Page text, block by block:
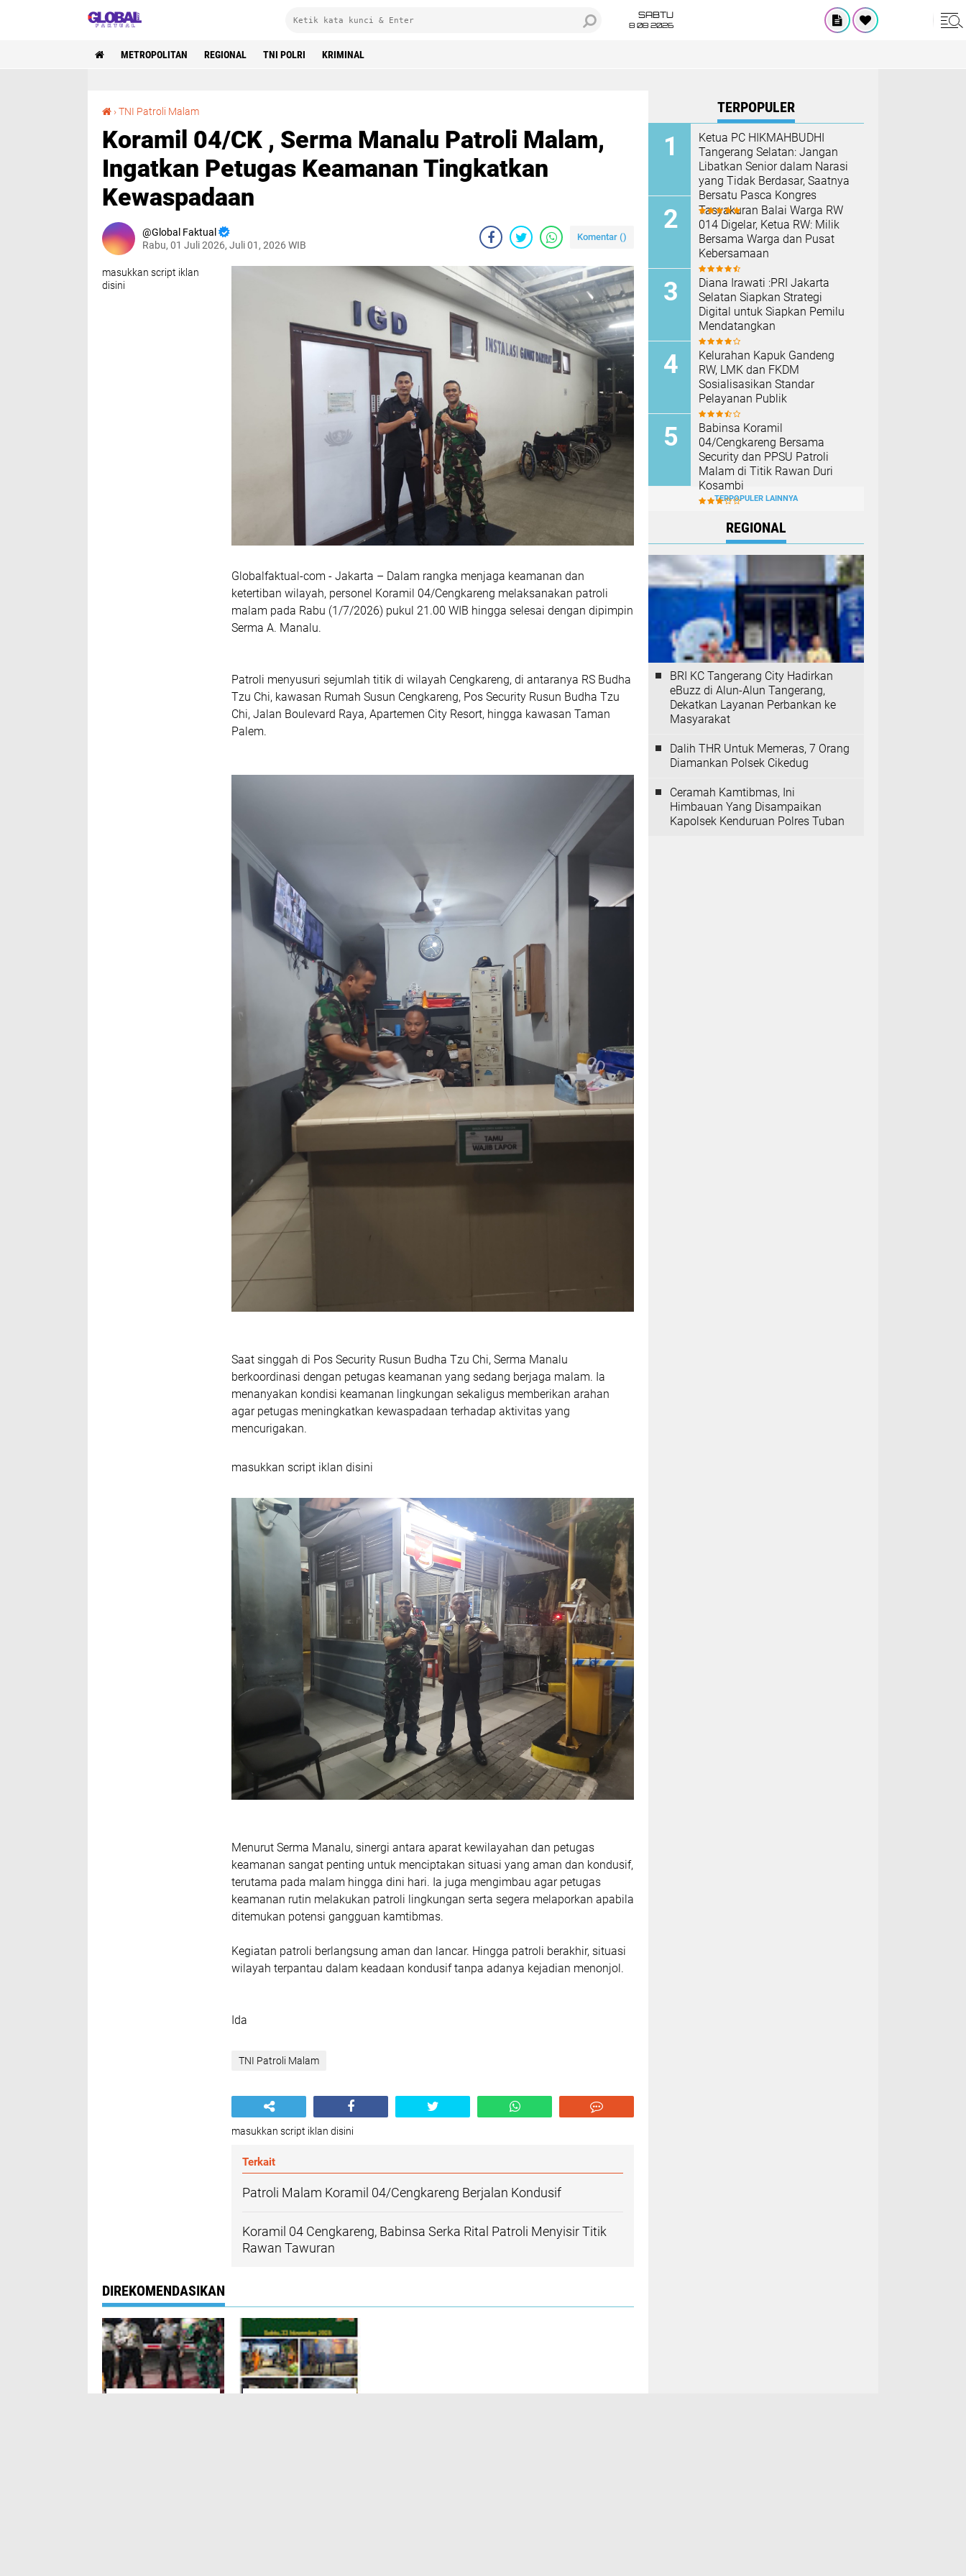
SABTU
8 08 2026
METROPOLITAN REGIONAL TNI POLRI KRIMINAL
›TNI Patroli Malam
Koramil 04/CK , Serma Manalu Patroli Malam,
Ingatkan Petugas Keamanan Tingkatkan
Kewaspadaan
Global Faktual
Rabu, 01 Juli 2026, Juli 01, 2026 WIB
Komentar ()
masukkan script iklan
disini
Globalfaktual-com - Jakarta – Dalam rangka menjaga keamanan dan
ketertiban wilayah, personel Koramil 04/Cengkareng melaksanakan patroli
malam pada Rabu (1/7/2026) pukul 21.00 WIB hingga selesai dengan dipimpin
Serma A. Manalu.
Patroli menyusuri sejumlah titik di wilayah Cengkareng, di antaranya RS Budha
Tzu Chi, kawasan Rumah Susun Cengkareng, Pos Security Rusun Budha Tzu
Chi, Jalan Boulevard Raya, Apartemen City Resort, hingga kawasan Taman
Palem.
Saat singgah di Pos Security Rusun Budha Tzu Chi, Serma Manalu
berkoordinasi dengan petugas keamanan yang sedang berjaga malam. Ia
menanyakan kondisi keamanan lingkungan sekaligus memberikan arahan
agar petugas meningkatkan kewaspadaan terhadap aktivitas yang
mencurigakan.
masukkan script iklan disini
Menurut Serma Manalu, sinergi antara aparat kewilayahan dan petugas
keamanan sangat penting untuk menciptakan situasi yang aman dan kondusif,
terutama pada malam hingga dini hari. Ia juga mengimbau agar petugas
keamanan rutin melakukan patroli lingkungan serta segera melaporkan apabila
ditemukan potensi gangguan kamtibmas.
Kegiatan patroli berlangsung aman dan lancar. Hingga patroli berakhir, situasi
wilayah terpantau dalam keadaan kondusif tanpa adanya kejadian menonjol.
Ida
TNI Patroli Malam
masukkan script iklan disini
Terkait
Patroli Malam Koramil 04/Cengkareng Berjalan Kondusif
Koramil 04 Cengkareng, Babinsa Serka Rital Patroli Menyisir Titik
Rawan Tawuran
DIREKOMENDASIKAN
TERPOPULER
Ketua PC HIKMAHBUDHI
Tangerang Selatan: Jangan
Libatkan Senior dalam Narasi
yang Tidak Berdasar, Saatnya
Bersatu Pasca Kongres
Tasyakuran Balai Warga RW
014 Digelar, Ketua RW: Milik
Bersama Warga dan Pusat
Kebersamaan
Diana Irawati :PRI Jakarta
Selatan Siapkan Strategi
Digital untuk Siapkan Pemilu
Mendatangkan
Kelurahan Kapuk Gandeng
RW, LMK dan FKDM
Sosialisasikan Standar
Pelayanan Publik
Babinsa Koramil
04/Cengkareng Bersama
Security dan PPSU Patroli
Malam di Titik Rawan Duri
Kosambi
TERPOPULER LAINNYA
REGIONAL
BRI KC Tangerang City Hadirkan
eBuzz di Alun-Alun Tangerang,
Dekatkan Layanan Perbankan ke
Masyarakat
Dalih THR Untuk Memeras, 7 Orang
Diamankan Polsek Cikedug
Ceramah Kamtibmas, Ini
Himbauan Yang Disampaikan
Kapolsek Kenduruan Polres Tuban